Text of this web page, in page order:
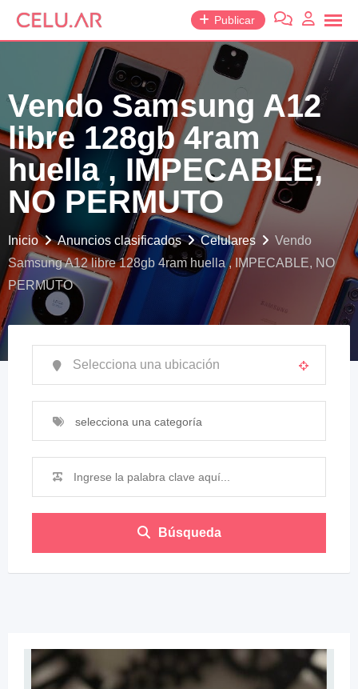
saltar
Publicar
Vendo Samsung A12
libre 128gb 4ram
huella , IMPECABLE,
NO PERMUTO
Inicio Anuncios clasificados Celulares
Vendo
Samsung A12 libre 128gb 4ram huella , IMPECABLE, NO
PERMUTO
selecciona una categoría
Búsqueda